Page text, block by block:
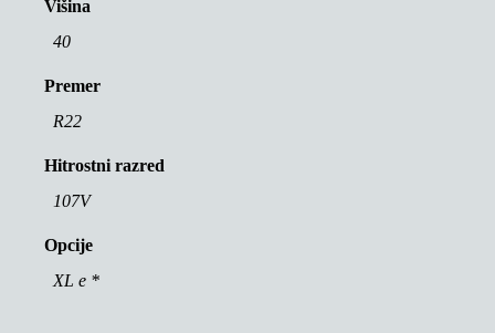
Višina
40
Premer
R22
Hitrostni razred
107V
Opcije
XL e *